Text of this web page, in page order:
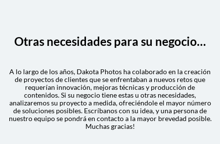
Otras necesidades para su negocio…
A lo largo de los años, Dakota Photos ha colaborado en la creación
de proyectos de clientes que se enfrentaban a nuevos retos que
requerían innovación, mejoras técnicas y producción de
contenidos. Si su negocio tiene estas u otras necesidades,
analizaremos su proyecto a medida, ofreciéndole el mayor número
de soluciones posibles. Escríbanos con su idea, y una persona de
nuestro equipo se pondrá en contacto a la mayor brevedad posible.
Muchas gracias!